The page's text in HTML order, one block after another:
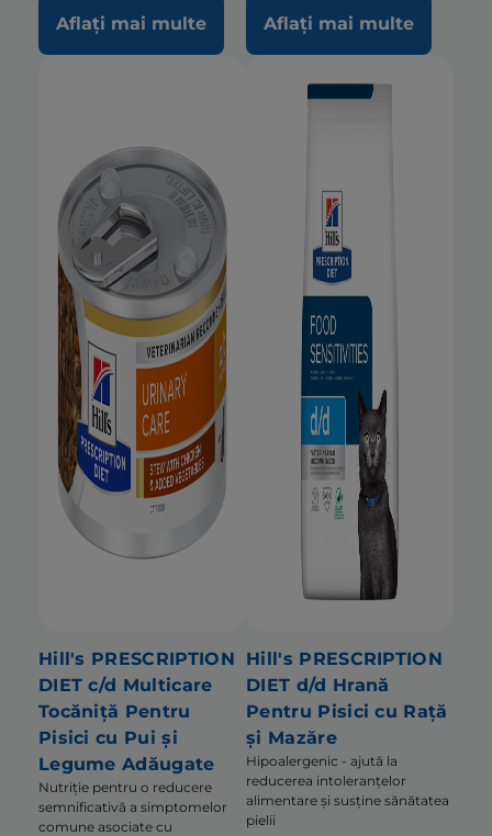
Aflați mai multe Aflați mai multe
Hill's PRESCRIPTION
DIET c/d Multicare
Tocăniță Pentru
Pisici cu Pui și
Legume Adăugate
Nutriție pentru o reducere
semnificativă a simptomelor
comune asociate cu
Hill's PRESCRIPTION
DIET d/d Hrană
Pentru Pisici cu Rață
și Mazăre
Hipoalergenic - ajută la
reducerea intoleranțelor
alimentare și susține sănătatea
pielii